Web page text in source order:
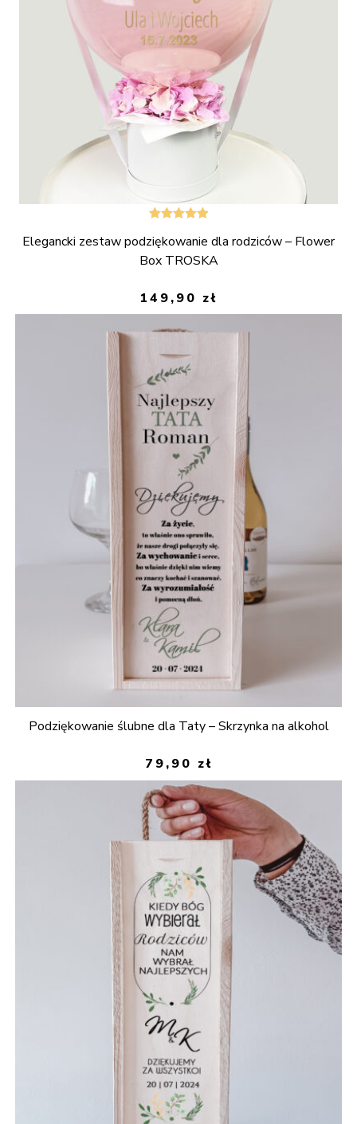
5.00na 5
Elegancki zestaw podziękowanie dla rodziców – Flower
Box TROSKA
149,90 zł
Podziękowanie ślubne dla Taty – Skrzynka na alkohol
79,90 zł